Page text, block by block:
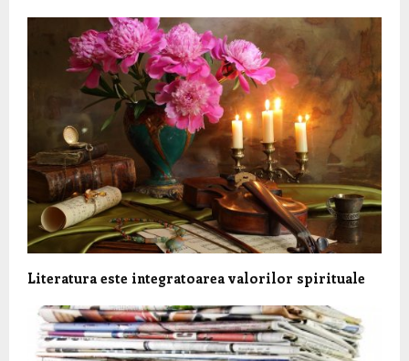
Literatura este integratoarea valorilor spirituale